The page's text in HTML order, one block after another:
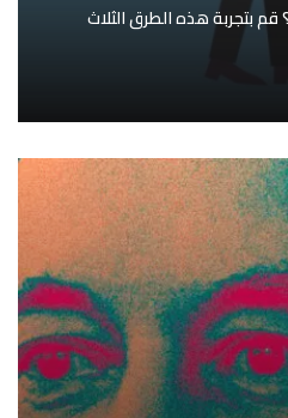
قم بتجربة هذه الطرق الثلاث